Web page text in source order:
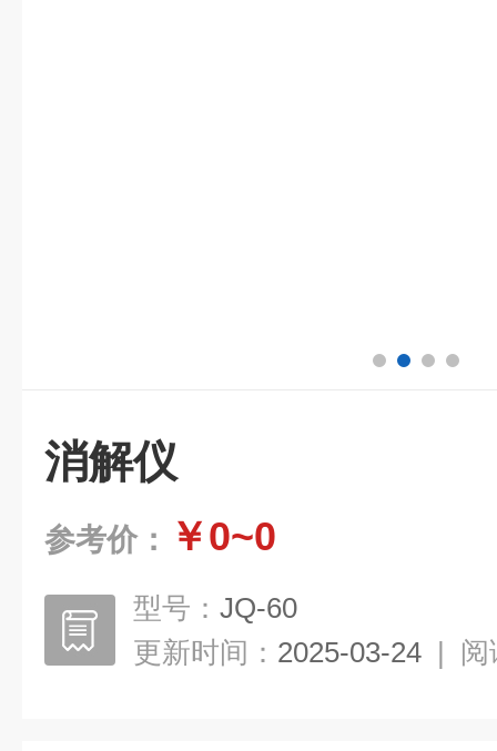
消解仪
参考价： ￥0~0
型号： JQ-60
更新时间： 2025-03-24 | 阅